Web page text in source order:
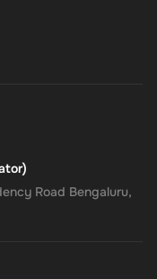
Road Bengaluru,